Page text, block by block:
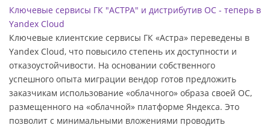
Ключевые сервисы ГК "АСТРА" и дистрибутив ОС - теперь в
Yandex Cloud
Ключевые клиентские сервисы ГК «Астра» переведены в
Yandex Cloud, что повысило степень их доступности и
отказоустойчивости. На основании собственного
успешного опыта миграции вендор готов предложить
заказчикам использование «облачного» образа своей ОС,
размещенного на «облачной» платформе Яндекса. Это
позволит с минимальными вложениями проводить